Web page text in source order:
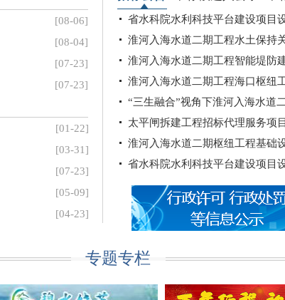
[08-06]
[08-04]
[07-23]
[07-23]
省水科院水利科技平台建设项目
淮河入海水道二期工程水土保持
淮河入海水道二期工程智能堤防
淮河入海水道二期工程海口枢纽
“三生融合”视角下淮河入海水道
太平闸拆建工程招标代理服务项
淮河入海水道二期枢纽工程基础
省水科院水利科技平台建设项目
专题专栏